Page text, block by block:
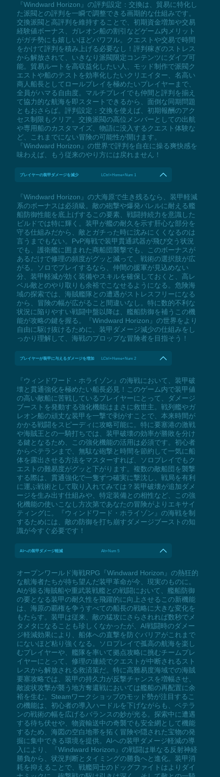
『Windward Horizon』の評判設定：交換は、貿易に特化し
た派閥との評判を一瞬で調整できる画期的な仕組みです。
交換派閥と高評判を維持することで、初期資金増加や交易
経験値ボーナス、ガレオン船の割引などゲーム内メリット
がガチ勢にも嬉しいほどパワフル。クエストや交易で時間
をかけて評判を積み上げる必要なし！評判稼ぎのストレス
から解放されて、いきなり派閥限定コンテンツにダイブ可
能。貿易ルートを高収益化したい人、モッド制作で派閥ク
エストや船のテストを効率化したいクリエイター、名高い
商人船長としてロールプレイを極めたいプレイヤーまで、
全員がハマる自由度。マルチプレイでも仲間と評判を揃え
て協力的な航海を即スタートできるから、面倒な同期問題
ともおさらば。評判設定：交換を使えば、初期報酬のアク
セス制限もクリア。交換派閥の高位メンバーとしての出航
や専用船のカスタマイズ、物語に没入するクエスト体験な
ど、これまでにない冒険の可能性が開けます。
『Windward Horizon』の世界で評判を自在に操る爽快感を
味わえば、もう従来のやり方には戻れません！
プレイヤーの装甲ダメージを減少 LCtrl+Home+Num 1
『Windward Horizon』の大海原で生き残るなら、装甲軽減
系のボーナスは必須級。敵の砲撃や爆発バレルに耐える艦
船防御性能を底上げするこの要素、戦闘持続力を意識した
ビルドでは特に輝く。装甲が艦の耐久を示す肝心な部分を
守る仕組みだから、敵とガチった時に沈みにくくなるのは
言うまでもない。PvP海戦で装甲貫通武器が飛び交う状況
でも、護衛艦に囲まれた商船団襲撃でも、このボーナスが
あるだけで修理の頻度がグッと減って、戦術の選択肢が広
がる。ソロでプレイするなら、仲間の援軍が見込めない
分、装甲軽減が効く装備やスキルを確保しておくと、高レ
ベル敵とのやり取りも余裕でこなせるようになる。危険海
域の探索では、海賊艦隊との遭遇がストレスフリーになる
から、冒険の幅が広がること間違いなし。特に数的不利な
状況に陥りやすい戦闘中盤以降は、艦船防御を補うこの機
能が攻略の鍵を握る。『Windward Horizon』の世界をより
自由に駆け抜けるために、装甲ダメージ減少の仕組みをし
っかり理解して、海戦のプロップな冒険者を目指そう！
プレイヤーが装甲に与えるダメージを増加 LCtrl+Home+Num 2
『ウィンドワード・ホライゾン』の海戦において、装甲破
壊と貫通強化を極めたい船長必見！このゲーム内で装甲値
の高い敵船に苦戦しているプレイヤーにとって、ダメージ
ブーストを発動する強化機能はまさに救世主。戦列艦やガ
レオン船の頑丈な装甲を一撃で剥がすことで、本来時間が
かかる戦闘をスピーディに攻略可能に。特に要塞港の激戦
や海賊王との一騎打ちでは、装甲破壊の効率が勝敗を分け
る鍵となるため、この強化機能の活用は必須です。初心者
からベテランまで、無駄な砲撃と時間を節約して一気に船
体を露出させる方法をマスターすれば、ソロプレイでもク
エストの難易度がグッと下がります。複数の敵船団を襲撃
する際は、貫通強化で一隻ずつ確実に撃沈し、戦局を有利
に運ぶ戦術として取り入れてみては？装甲破壊が追加ダメ
ージを生み出す仕組みや、特定装備との相性など、この強
化機能の使いこなし方次第であなたの冒険がよりエキサイ
ティングに。『ウィンドワード・ホライゾン』の海戦を制
するためには、敵の防御を打ち崩すダメージブーストの知
識が今すぐ必要です！
AIへの装甲ダメージ軽減 Alt+Num 5
オープンワールド海戦RPG『Windward Horizon』の熱狂的
な航海者たちが待ち望んだ装甲革命が今、現実のものに。
AIが操る海賊船や重武装戦艦との戦闘において、艦船防御
の要となる装甲の耐久性を飛躍的に向上させるこの新機能
は、海原の覇権を争うすべての船長の戦略に大きな変化を
もたらす。装甲は従来、敵の猛攻にさらされれば数秒でメ
タメタになることも珍しくなかったが、AI戦闘時のダメー
ジ軽減効果により、船体への直撃を防ぐバリアがこれまで
にないほど粘り強くなる。ソロプレイで孤高の航海を楽し
むプレイヤーや、艦隊を率いて拠点攻略に挑むチームプレ
イヤーにとって、修理の連続でクエストが中断されるスト
レスから解放される救済策だ。特に高難易度海域での海賊
要塞攻略では、装甲の持久力が反撃チャンスを増幅させ、
敵波状攻撃が襲う地方奪還戦においては艦船の再配置に余
裕を生む。Steamワークショップのモッド勢が注目するこ
の機能は、初心者の導入ハードルを下げながらも、ベテラ
ンの戦術の幅を広げるバランスの妙が光る。探索中に遭遇
する待ち伏せや、物資輸送中の奇襲でも安全網として機能
するため、海図の空白地帯を拓く冒険や隠された宝物の発
掘に集中できる環境を提供。AIへの装甲ダメージ軽減の導
入により、『Windward Horizon』の戦闘は単なる反射神経
勝負から、状況判断とタイミングの勝負へと進化。装甲消
耗を抑えることで、戦艦同士のドッグファイトはよりダイ